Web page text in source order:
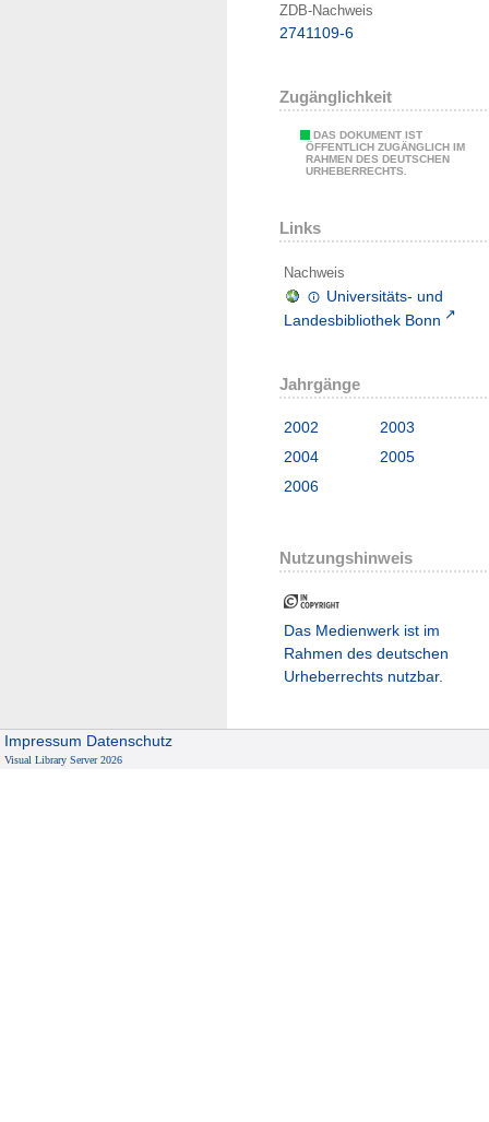
ZDB-Nachweis
2741109-6
Zugänglichkeit
DAS DOKUMENT IST
ÖFFENTLICH ZUGÄNGLICH IM
RAHMEN DES DEUTSCHEN
URHEBERRECHTS.
Links
Nachweis
Universitäts- und
Landesbibliothek Bonn
Jahrgänge
2002
2003
2004
2005
2006
Nutzungshinweis
Das Medienwerk ist im
Rahmen des deutschen
Urheberrechts nutzbar.
Impressum Datenschutz
Visual Library Server 2026